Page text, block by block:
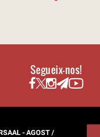
Segueix-nos!
- AGOST /